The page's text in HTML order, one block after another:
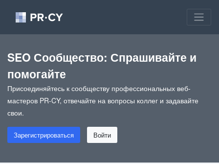
SEO Сообщество: Спрашивайте и
помогайте
Присоединяйтесь к сообществу профессиональных веб-
мастеров PR-CY, отвечайте на вопросы коллег и задавайте
свои.
Зарегистрироваться Войти